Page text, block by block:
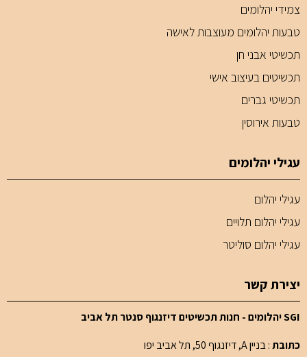
צמידי יהלומים
טבעות יהלומים מעוצבות לאישה
תכשיטי אבני חן
תכשיטים בעיצוב אישי
תכשיטי גברים
טבעות אירוסין
עגילי יהלומים
עגילי יהלום
עגילי יהלום תלויים
עגילי יהלום סוליטר
יצירת קשר
SGI יהלומים - חנות תכשיטים דיזנגוף סנטר תל אביב
כתובת: בניין A, דיזנגוף 50, תל אביב יפו